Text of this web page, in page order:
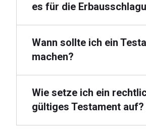
es für die
Wann sollte ich ein
machen?
Wie setze ich ein
gültiges Testament auf?